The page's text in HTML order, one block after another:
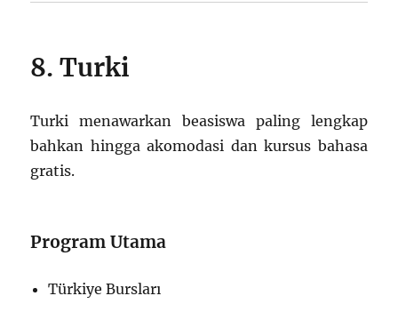
8. Turki
Turki menawarkan beasiswa paling lengkap
bahkan hingga akomodasi dan kursus bahasa
gratis.
Program Utama
Türkiye Bursları